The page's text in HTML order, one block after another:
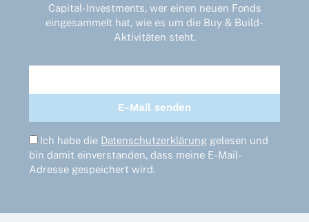
Capital-Investments, wer einen neuen Fonds
eingesammelt hat, wie es um die Buy & Build-
Aktivitäten steht.
Ich habe die Datenschutzerklärung gelesen und
bin damit einverstanden, dass meine E-Mail-
Adresse gespeichert wird.